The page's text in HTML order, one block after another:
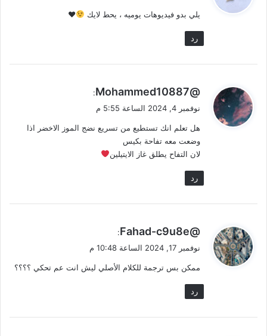
ل
يلي بدو فيديوهات يوميه ، يحط لايك ♥️
رد
ي
ل
@Mohammed10887
:
نوفمبر 4, 2024 الساعة 5:55 م
هل تعلم انك تستطيع من تسريع نضج الموز الاخضر اذا
وضعت معه تفاحة بكيس
لان التفاح يطلق غاز الايتيلين
رد
ي
ل
@Fahad-c9u8e
:
نوفمبر 17, 2024 الساعة 10:48 م
ممكن بس ترجمة للكلام الأصلي ليش انت عم تحكي ؟؟؟؟
رد